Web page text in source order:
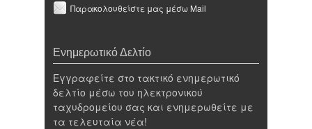
Παρακολουθείστε μας μέσω Mail
Ενημερωτικό Δελτίο
Εγγραφείτε στο τακτικό ενημερωτικό
δελτίο μέσω του ηλεκτρονικού
ταχυδρομείου σας και ενημερωθείτε με
τα τελευταία νέα!